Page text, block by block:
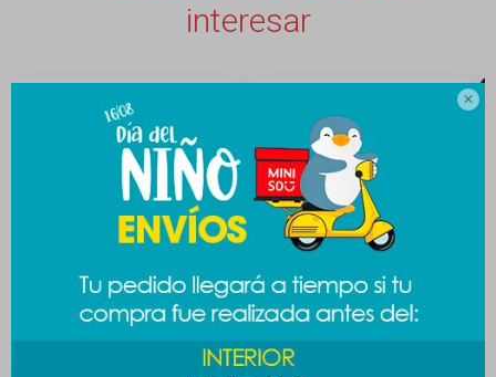

interesar
Cubiertos frutilla
3pcs